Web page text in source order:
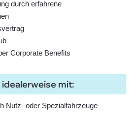
durch erfahrene
Corporate Benefits
mit:
Nutz- oder Spezialfahrzeuge